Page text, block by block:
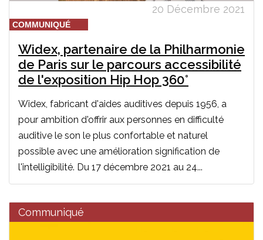
20 Décembre 2021
COMMUNIQUÉ
Widex, partenaire de la Philharmonie
de Paris sur le parcours accessibilité
de l'exposition Hip Hop 360°
Widex, fabricant d'aides auditives depuis 1956, a
pour ambition d'offrir aux personnes en difficulté
auditive le son le plus confortable et naturel
possible avec une amélioration signification de
l'intelligibilité. Du 17 décembre 2021 au 24...
Communiqué